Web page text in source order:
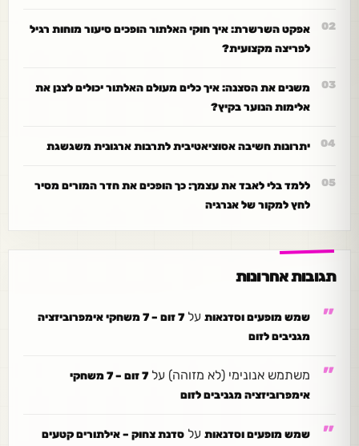
אפקט השרשרת: איך חוקי האלתור הופכים סיעור מוחות רגיל
לפריצה מקצועית?
משנים את הסצנה: איך כלים מעולם האלתור יכולים לצנן את
אלימות הנוער בקיץ?
יתרונות חשיבה אסוציאטיבית לתרבות ארגונית משגשגת
ללמד בלי לאבד את עצמך: כך הופכים את חדר המורים מסיר
לחץ למקור של אנרגיה
תגובות אחרונות
שמש מופעים וסדנאות על
7 זום – 7 משחקי אימפרוביזציה
מגניבים לזום
משתמש אנונימי (לא מזוהה) על
7 זום – 7 משחקי
אימפרוביזציה מגניבים לזום
שמש מופעים וסדנאות על סדנת צחוק – אילתורים קטעים